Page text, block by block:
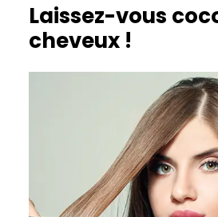
Laissez-vous
cheveux !